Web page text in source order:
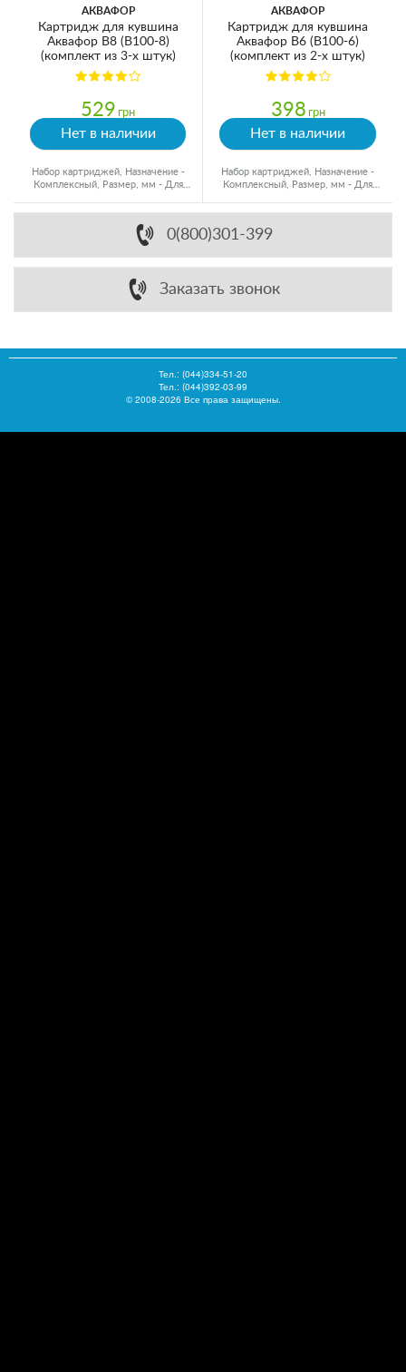
АКВАФОР
Картридж для кувшина
Аквафор В8 (В100-8)
(комплект из 3-х штук)
529 грн
Нет в наличии
Набор картриджей, Назначение -
Комплексный, Размер, мм - Для
АКВАФОР
Картридж для кувшина
Аквафор В6 (В100-6)
(комплект из 2-х штук)
398 грн
Нет в наличии
Набор картриджей, Назначение -
Комплексный, Размер, мм - Для
0(800)301-399
Заказать звонок
Тел.: (044)334-51-20
Тел.: (044)392-03-99
© 2008-2026 Все права защищены.